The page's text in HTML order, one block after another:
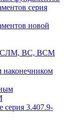
серия
новой
ВС, ВСМ
серия 3.407.9-